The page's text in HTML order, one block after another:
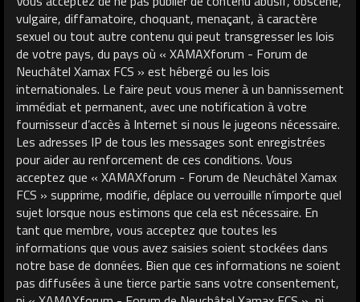
vulgaire, diffamatoire, choquant, menaçant, à caractère
sexuel ou tout autre contenu qui peut transgresser les lois
de votre pays, du pays où « XAMAXforum - Forum de
Neuchâtel Xamax FCS » est hébergé ou les lois
internationales. Le faire peut vous mener à un bannissement
immédiat et permanent, avec une notification à votre
fournisseur d’accès à Internet si nous le jugeons nécessaire.
Les adresses IP de tous les messages sont enregistrées
pour aider au renforcement de ces conditions. Vous
acceptez que « XAMAXforum - Forum de Neuchâtel Xamax
FCS » supprime, modifie, déplace ou verrouille n’importe quel
sujet lorsque nous estimons que cela est nécessaire. En
tant que membre, vous acceptez que toutes les
informations que vous avez saisies soient stockées dans
notre base de données. Bien que ces informations ne soient
pas diffusées à une tierce partie sans votre consentement,